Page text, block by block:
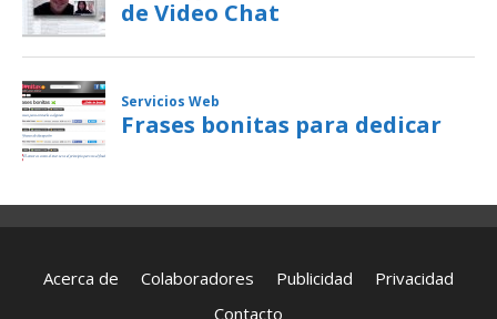
Acerca de Colaboradores Publicidad
Privacidad
Contacto